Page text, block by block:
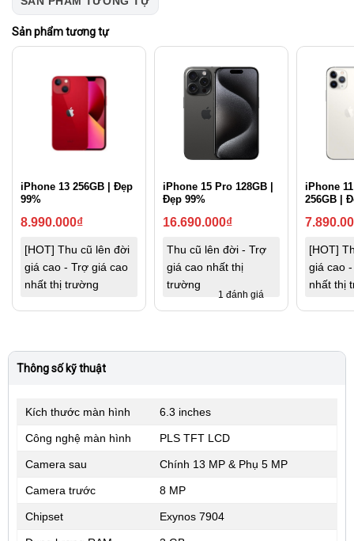
Sản phẩm tương tự
iPhone 13 256GB | Đẹp
99%
8.990.000₫
[HOT] Thu cũ lên đời
giá cao - Trợ giá cao
nhất thị trường
iPhone 15 Pro 128GB |
Đẹp 99%
16.690.000₫
Thu cũ lên đời - Trợ
giá cao nhất thị
trường
1 đánh giá
iPhone
256GB |
[HOT]
giá cao
nhất thị
Thông số kỹ thuật
Kích thước màn hình 6.3 inches
Công nghệ màn hình PLS TFT LCD
Camera sau Chính 13 MP & Phụ 5 MP
Camera trước 8 MP
Chipset Exynos 7904